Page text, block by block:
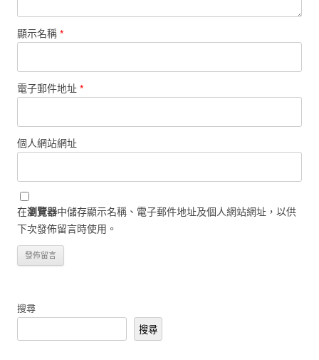
顯示名稱 *
電子郵件地址 *
個人網站網址
在瀏覽器中儲存顯示名稱、電子郵件地址及個人網站網址，以供
下次發佈留言時使用。
搜尋
搜尋